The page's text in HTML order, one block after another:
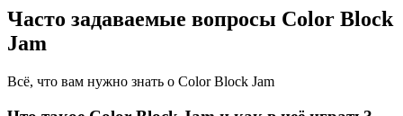
Часто задаваемые вопросы Color Block
Jam
Всё, что вам нужно знать о Color Block Jam